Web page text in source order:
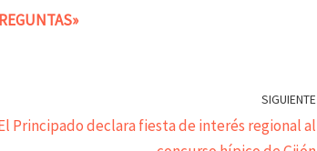
SIGUIENTE
Principado declara fiesta de interés regional al